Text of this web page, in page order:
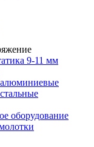
9-11 мм
оборудование